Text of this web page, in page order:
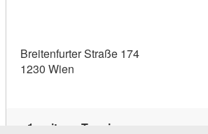
Breitenfurter Straße 174
1230 Wien
1 weiterer Termin